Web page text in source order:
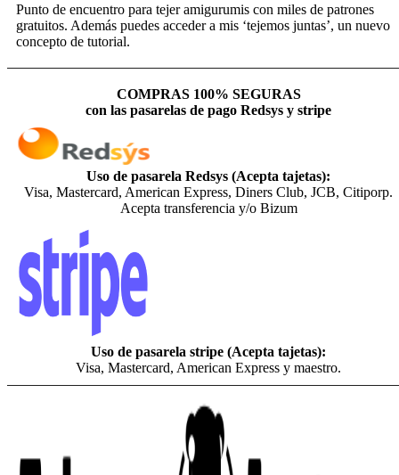
Punto de encuentro para tejer amigurumis con miles de patrones
gratuitos. Además puedes acceder a mis ‘tejemos juntas’, un nuevo
concepto de tutorial.
COMPRAS 100% SEGURAS
con las pasarelas de pago Redsys y stripe
Uso de pasarela Redsys (Acepta tajetas):
Visa, Mastercard, American Express, Diners Club, JCB, Citiporp.
Acepta transferencia y/o Bizum
Uso de pasarela stripe (Acepta tajetas):
Visa, Mastercard, American Express y maestro.